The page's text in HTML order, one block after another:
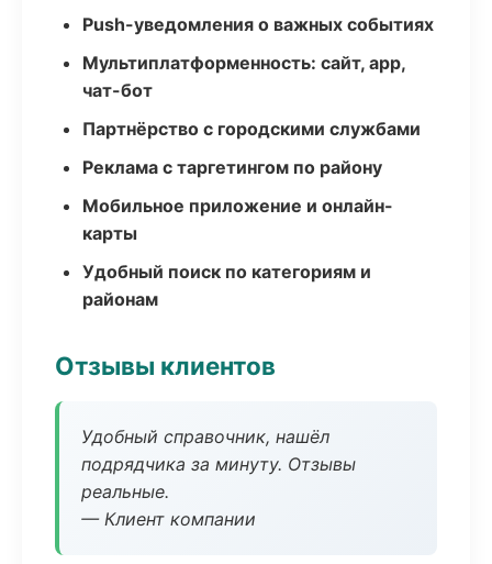
Push-уведомления о важных событиях
Мультиплатформенность: сайт, app,
чат-бот
Партнёрство с городскими службами
Реклама с таргетингом по району
Мобильное приложение и онлайн-
карты
Удобный поиск по категориям и
районам
Отзывы клиентов
Удобный справочник, нашёл
подрядчика за минуту. Отзывы
реальные.
— Клиент компании